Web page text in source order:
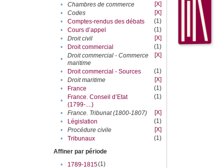
•
Chambres de commerce
[X]
•
Codes
[X]
•
Comptes-rendus des débats
(1)
•
Cours d’appel
(1)
•
Droit civil
[X]
•
Droit commercial
(1)
•
Droit commercial - Commerce
maritime
[X]
• Droit commercial - Sources
(1)
•
Droit maritime
[X]
•
France
(1)
•
France. Conseil d’Etat
(1799-....)
(1)
• France. Tribunat (1800-1807)
[X]
•
Législation
(1)
•
Procédure civile
[X]
•
Tribunaux
(1)
Affiner par période
•
1789-1815(1)